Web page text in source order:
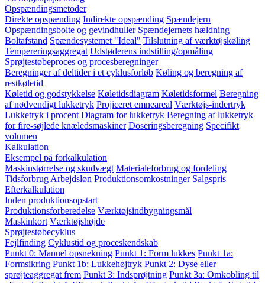
Opspændingsmetoder
Direkte opspænding Indirekte opspænding Spændejern
Opspændingsbolte og gevindhuller Spændejernets hældning
Boltafstand Spændesystemet "Ideal" Tilslutning af værktøjskøling
Tempereringsaggregat Udstøderens indstilling/opmåling
Sprøjtestøbeproces og procesberegninger
Beregninger af deltider i et cyklusforløb Køling og beregning af
restkøletid
Køletid og godstykkelse Køletidsdiagram Køletidsformel Beregning
af nødvendigt lukketryk Projiceret emneareal Værktøjs-indertryk
Lukketryk i procent Diagram for lukketryk Beregning af lukketryk
for fire-søjlede knæledsmaskiner Doseringsberegning Specifikt
volumen
Kalkulation
Eksempel på forkalkulation
Maskinstørrelse og skudvægt Materialeforbrug og fordeling
Tidsforbrug Arbejdsløn Produktionsomkostninger Salgspris
Efterkalkulation
Inden produktionsopstart
Produktionsforberedelse Værktøjsindbygningsmål
Maskinkort Værktøjshøjde
Sprøjtestøbecyklus
Fejlfinding Cyklustid og proceskendskab
Punkt 0: Manuel opsnekning Punkt 1: Form lukkes Punkt 1a:
Formsikring Punkt 1b: Lukkehøjtryk Punkt 2: Dyse eller
sprøjteaggregat frem Punkt 3: Indsprøjtning Punkt 3a: Omkobling til